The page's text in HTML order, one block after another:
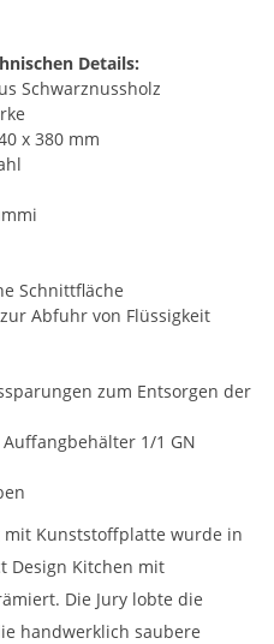
Details:
Schwarznussholz
x 380 mm
Schnittfläche
Abfuhr von Flüssigkeit
zum Entsorgen der
1/1 GN
mit Kunststoffplatte wurde in
Design Kitchen mit
Die Jury lobte die
handwerklich saubere